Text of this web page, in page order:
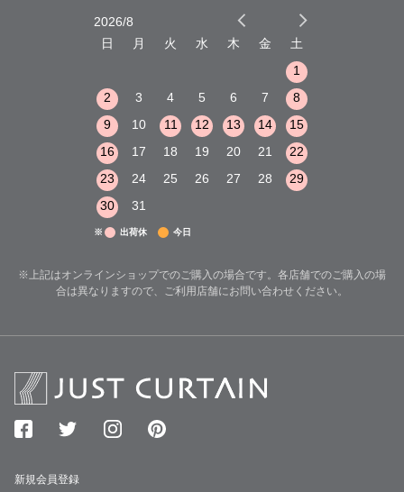
2026/8
日
月 火 水 木 金
土
1
2
3 4 5 6 7
8
9
10 11 12 13 14
15
16
17 18 19 20 21
22
23
24 25 26 27 28
29
30
31
※ 出荷休 今日
※上記はオンラインショップでのご購入の場合です。各店舗でのご購入の場
合は異なりますので、ご利用店舗にお問い合わせください。
新規会員登録